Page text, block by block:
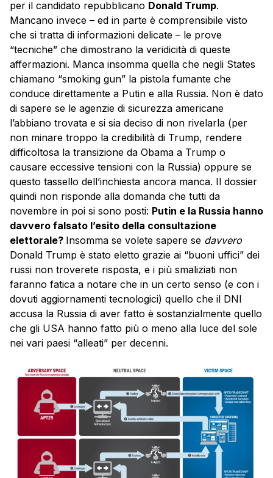
per il candidato repubblicano Donald Trump.
Mancano invece – ed in parte è comprensibile visto
che si tratta di informazioni delicate – le prove
“tecniche” che dimostrano la veridicità di queste
affermazioni. Manca insomma quella che negli States
chiamano “smoking gun” la pistola fumante che
conduce direttamente a Putin e alla Russia. Non è dato
di sapere se le agenzie di sicurezza americane
l’abbiano trovata e si sia deciso di non rivelarla (per
non minare troppo la credibilità di Trump, rendere
difficoltosa la transizione da Obama a Trump o
causare eccessive tensioni con la Russia) oppure se
questo tassello dell’inchiesta ancora manca. Il dossier
quindi non risponde alla domanda che tutti da
novembre in poi si sono posti: Putin e la Russia hanno
davvero falsato l’esito della consultazione
elettorale? Insomma se volete sapere se davvero
Donald Trump è stato eletto grazie ai “buoni uffici” dei
russi non troverete risposta, e i più smaliziati non
faranno fatica a notare che in un certo senso (e con i
dovuti aggiornamenti tecnologici) quello che il DNI
accusa la Russia di aver fatto è sostanzialmente quello
che gli USA hanno fatto più o meno alla luce del sole
nei vari paesi “alleati” per decenni.